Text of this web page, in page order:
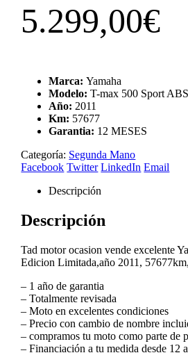
5.299,00€
Marca:Yamaha
Modelo:T-max 500 Sport ABS
Año: 2011
Km: 57677
Garantia: 12 MESES
Categoría: Segunda Mano
Facebook Twitter LinkedIn Email
Descripción
Descripción
Tad motor ocasion vende excelente
Edicion Limitada,año 2011, 57677km,
– 1 año de garantia
– Totalmente revisada
– Moto en excelentes condiciones
– Precio con cambio de nombre
– compramos tu moto como parte de
– Financiación a tu medida desde 12